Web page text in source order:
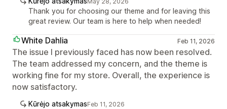
Thank you for choosing our theme and for leaving this
great review. Our team is here to help when needed!
White Dahlia Feb 11, 2026
The issue I previously faced has now been resolved.
The team addressed my concern, and the theme is
working fine for my store. Overall, the experience is
now satisfactory.
Kūrėjo atsakymasFeb 11, 2026